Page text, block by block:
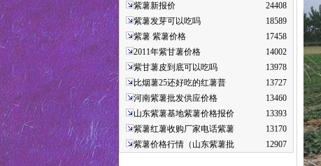
紫薯新报价
24408
紫薯发芽可以吃吗
18589
紫薯 紫薯价格
17458
2011年紫甘薯价格
14002
紫甘薯皮到底可以吃吗
13978
比烟薯25还好吃的红薯普
13727
河南紫薯批发供应价格
13460
山东紫薯基地紫薯价格报价
13393
紫薯红薯收购厂家电话紫薯
13170
紫薯价格行情（山东紫薯批
12907